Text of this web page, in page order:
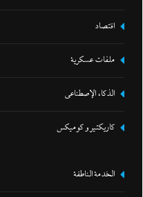
اقتصاد
ملفات عسكرية
الذكاء الإصطناعي
كاريكتير و كوميكس
الخدمة الناطقة